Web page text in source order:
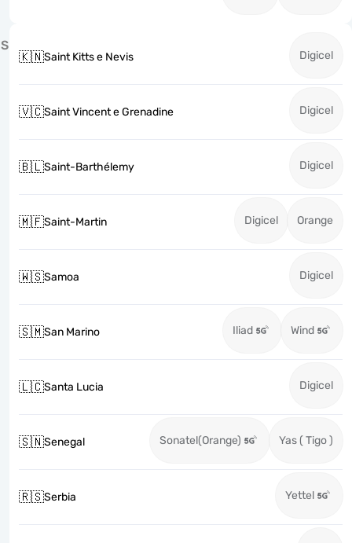
S
🇰🇳Saint Kitts e Nevis Digicel
🇻🇨Saint Vincent e Grenadine Digicel
🇧🇱Saint-Barthélemy Digicel
🇲🇫Saint-Martin Digicel Orange
🇼🇸Samoa Digicel
🇸🇲San Marino Iliad Wind
🇱🇨Santa Lucia Digicel
🇸🇳Senegal Sonatel(Orange) Yas ( Tigo )
🇷🇸Serbia Yettel